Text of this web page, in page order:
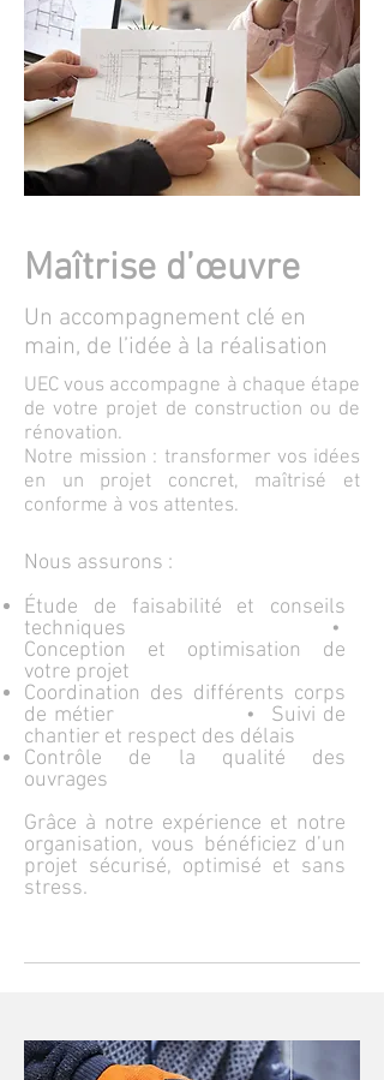
Maîtrise d’œuvre
Un accompagnement clé en
main, de l’idée à la réalisation
UEC vous accompagne à chaque étape
de votre projet de construction ou de
rénovation.
Notre mission : transformer vos idées
en un projet concret, maîtrisé et
conforme à vos attentes.
Nous assurons :
Étude de faisabilité et conseils
techniques
•
Conception et optimisation de
votre projet
Coordination des différents corps
de métier
• Suivi de
chantier et respect des délais
Contrôle de la qualité des
ouvrages
Grâce à notre expérience et notre
organisation, vous bénéficiez d’un
projet sécurisé, optimisé et sans
stress.